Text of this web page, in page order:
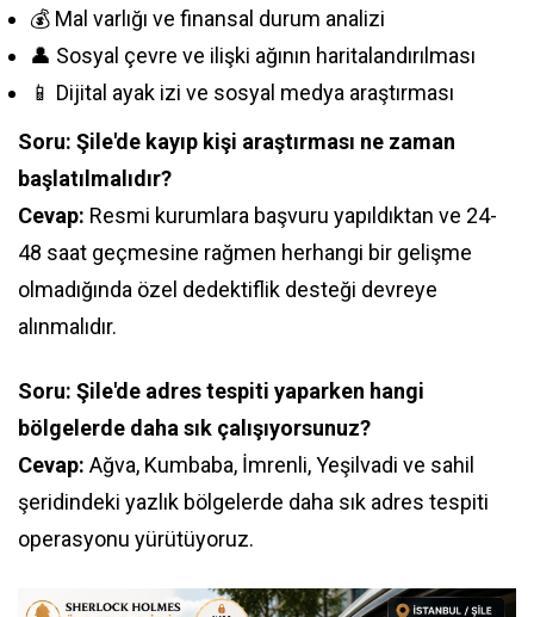
💰 Mal varlığı ve finansal durum analizi
👤 Sosyal çevre ve ilişki ağının haritalandırılması
📱 Dijital ayak izi ve sosyal medya araştırması
Soru: Şile'de kayıp kişi araştırması ne zaman
başlatılmalıdır?
Cevap: Resmi kurumlara başvuru yapıldıktan ve 24-
48 saat geçmesine rağmen herhangi bir gelişme
olmadığında özel dedektiflik desteği devreye
alınmalıdır.
Soru: Şile'de adres tespiti yaparken hangi
bölgelerde daha sık çalışıyorsunuz?
Cevap: Ağva, Kumbaba, İmrenli, Yeşilvadi ve sahil
şeridindeki yazlık bölgelerde daha sık adres tespiti
operasyonu yürütüyoruz.